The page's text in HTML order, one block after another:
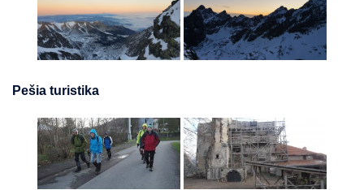
Pešia turistika